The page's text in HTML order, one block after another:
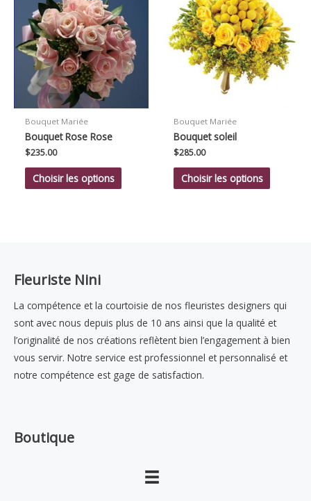
Bouquet Mariée
Bouquet Rose Rose
$235.00
Choisir les options
Bouquet Mariée
Bouquet soleil
$285.00
Choisir les options
Fleuriste Nini
La compétence et la courtoisie de nos fleuristes designers qui
sont avec nous depuis plus de 10 ans ainsi que la qualité et
l’originalité de nos créations reflètent bien l’engagement à bien
vous servir. Notre service est professionnel et personnalisé et
notre compétence est gage de satisfaction.
Boutique